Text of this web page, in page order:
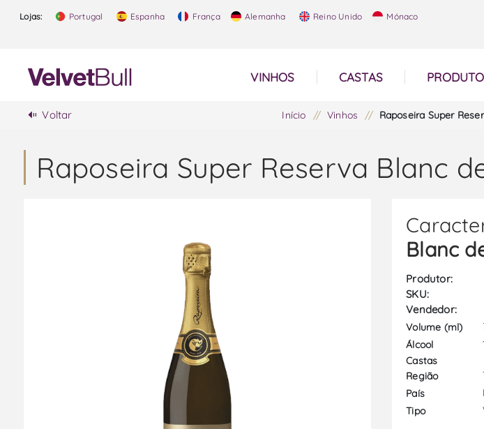
Lojas: Portugal Espanha França Alemanha Reino Unido Mónaco
VINHOS CASTAS
Voltar Início / Vinhos / Raposeira Super
Raposeira Super Reserva Blanc
Blanc
Produtor:
SKU:
Vendedor:
Volume (ml)
Álcool
Castas
Região
País
Tipo